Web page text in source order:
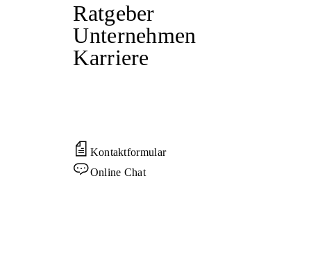
Ratgeber
Unternehmen
Karriere
Kontaktformular
Online Chat